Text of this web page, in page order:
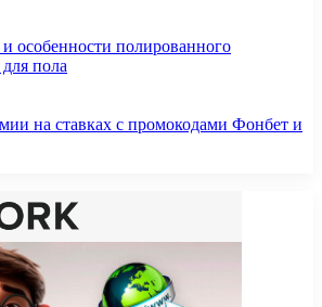
особенности полированного
пола
на ставках с промокодами Фонбет и